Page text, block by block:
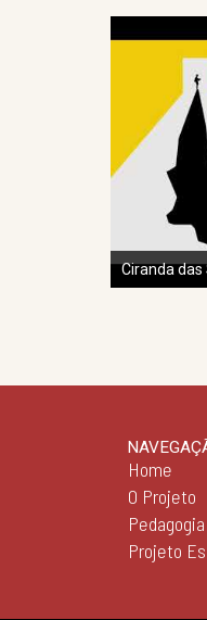
Ciranda
Home
O Projeto
Projeto